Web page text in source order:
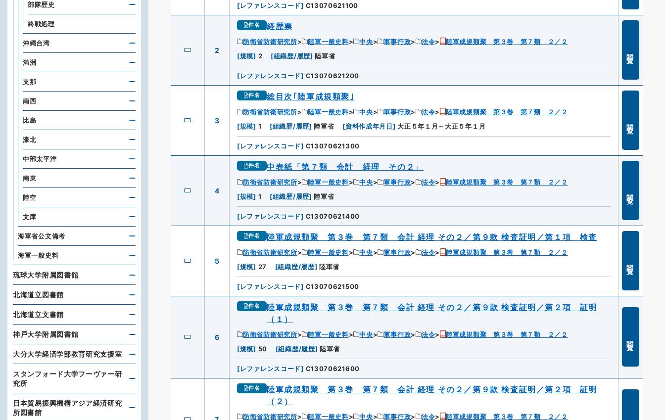
[レファレンスコード] C13070621100
2
件名 経歴票
防衛省防衛研究所 陸軍一般史料 中央 軍事行政 法令
陸軍成規類聚 第３巻 第７類 ２／２
[規模] 2 [組織歴/履歴] 陸軍省
[レファレンスコード] C13070621200
3
件名 総目次｢陸軍成規類聚｣
防衛省防衛研究所 陸軍一般史料 中央 軍事行政 法令
陸軍成規類聚 第３巻 第７類 ２／２
[規模] 1 [組織歴/履歴] 陸軍省 [資料作成年月日] 大正５年１月～大正５年１月
[レファレンスコード] C13070621300
4
件名 中表紙「第７類 会計 経理 その２」
防衛省防衛研究所 陸軍一般史料 中央 軍事行政 法令
陸軍成規類聚 第３巻 第７類 ２／２
[規模] 1 [組織歴/履歴] 陸軍省
[レファレンスコード] C13070621400
5
件名 陸軍成規類聚 第３巻 第７類 会計 経理 その２／第９款 検査証明／第１項 検査
防衛省防衛研究所 陸軍一般史料 中央 軍事行政 法令
陸軍成規類聚 第３巻 第７類 ２／２
[規模] 27 [組織歴/履歴] 陸軍省
[レファレンスコード] C13070621500
6
件名
陸軍成規類聚 第３巻 第７類 会計 経理 その２／第９款 検査証明／第２項 証明
（１）
防衛省防衛研究所 陸軍一般史料 中央 軍事行政 法令
陸軍成規類聚 第３巻 第７類 ２／２
[規模] 50 [組織歴/履歴] 陸軍省
[レファレンスコード] C13070621600
件名
陸軍成規類聚 第３巻 第７類 会計 経理 その２／第９款 検査証明／第２項 証明
（２）
防衛省防衛研究所 陸軍一般史料 中央 軍事行政 法令
陸軍成規類聚 第３巻 第７類 ２／２
部隊歴史
終戦処理
沖縄台湾
満洲
支那
南西
比島
濠北
中部太平洋
南東
陸空
文庫
海軍省公文備考
海軍一般史料
琉球大学附属図書館
北海道立図書館
北海道立文書館
神戸大学附属図書館
大分大学経済学部教育研究支援室
スタンフォード大学フーヴァー研
究所
日本貿易振興機構アジア経済研究
所図書館